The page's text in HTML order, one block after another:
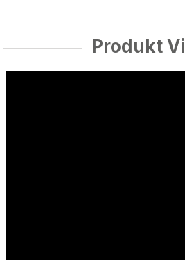
Produkt